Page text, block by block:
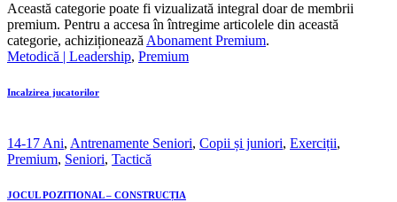
Această categorie poate fi vizualizată integral doar de membrii
premium. Pentru a accesa în întregime articolele din această
categorie, achiziționeazăAbonament Premium.
Metodică | Leadership, Premium
Incalzirea jucatorilor
14-17 Ani, Antrenamente Seniori, Copii și juniori, Exerciții,
Premium, Seniori, Tactică
JOCUL POZITIONAL – CONSTRUCȚIA